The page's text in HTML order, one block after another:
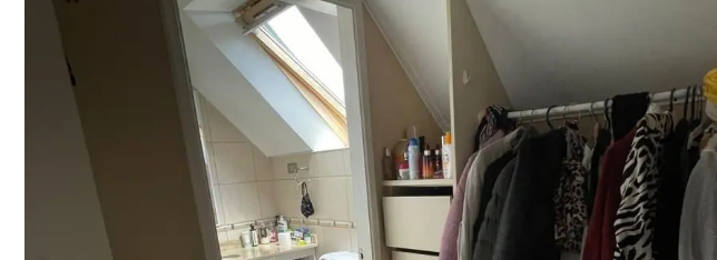
Hermosa Casa , en Sector Poniente
de Temuco
UF 5671
Compartir: